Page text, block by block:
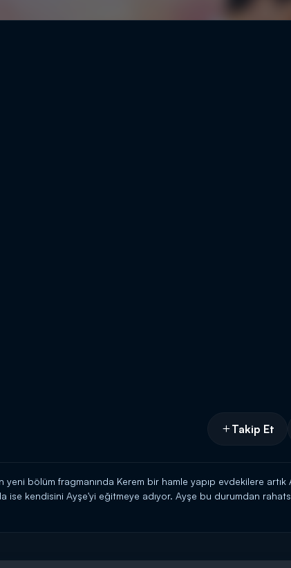
Takip Et
bölüm fragmanında Kerem bir hamle yapıp evdekilere artık
ise kendisini Ayşe'yi eğitmeye adıyor. Ayşe bu durumdan
mu? Çiftin arasında neler olacak?